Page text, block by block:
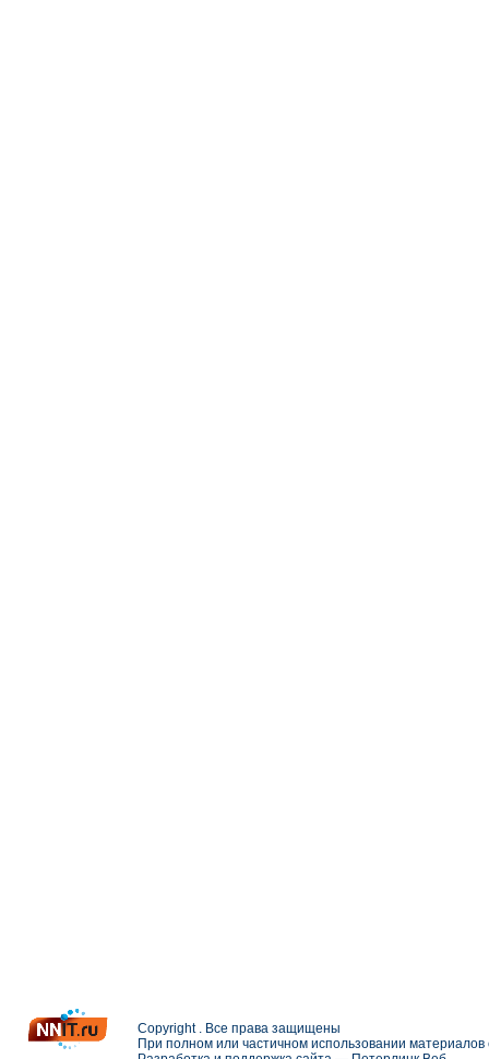
Copyright . Все права защищены
При полном или частичном использовании